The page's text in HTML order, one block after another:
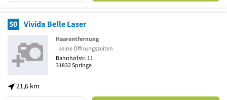
50 Vivida Belle Laser
21,6 km
Haarentfernung
keine Öffnungszeiten
Bahnhofstr. 11
31832 Springe